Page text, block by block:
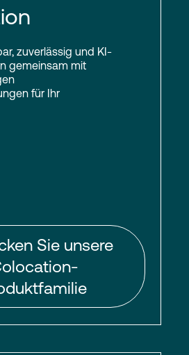
zuverlässig und KI-
gemeinsam mit
für Ihr
Sie unsere